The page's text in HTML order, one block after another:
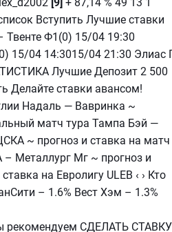
Вступить Лучшие ставки
Твенте Ф1(0) 15/04 19:30
15/04 14:3015/04 21:30 Элиас
Лучшие Депозит 2 500
Делайте ставки авансом!
Надаль — Вавринка ~
матч тура Тампа Бэй —
~ прогноз и ставка на матч
Металлург Мг ~ прогноз и
на Евролигу ULEB ‹ › Кто
– 1.6% Вест Хэм – 1.3%
рекомендуем СДЕЛАТЬ СТАВКУ